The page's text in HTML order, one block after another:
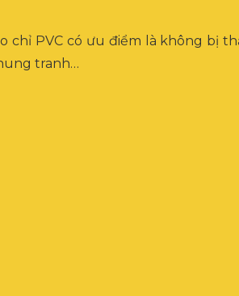
chỉ PVC có ưu điểm là không bị
tranh…